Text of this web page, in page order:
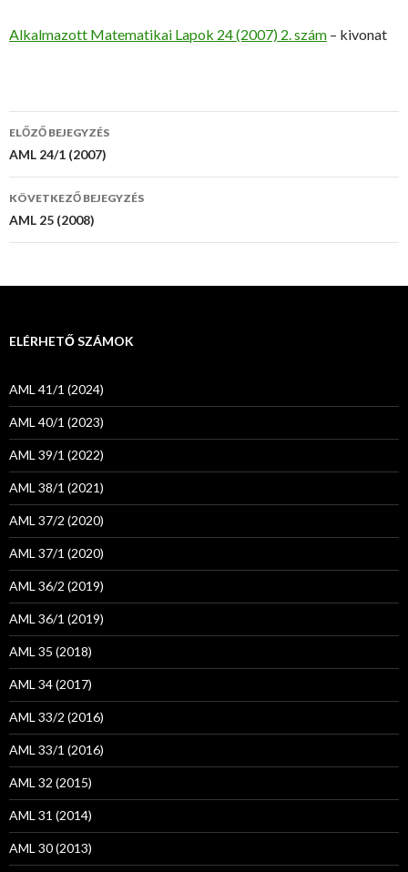
Alkalmazott Matematikai Lapok 24 (2007) 2. szám – kivonat
Bejegyzés
navigáció
ELŐZŐ BEJEGYZÉS
AML 24/1 (2007)
KÖVETKEZŐ BEJEGYZÉS
AML 25 (2008)
ELÉRHETŐ SZÁMOK
AML 41/1 (2024)
AML 40/1 (2023)
AML 39/1 (2022)
AML 38/1 (2021)
AML 37/2 (2020)
AML 37/1 (2020)
AML 36/2 (2019)
AML 36/1 (2019)
AML 35 (2018)
AML 34 (2017)
AML 33/2 (2016)
AML 33/1 (2016)
AML 32 (2015)
AML 31 (2014)
AML 30 (2013)